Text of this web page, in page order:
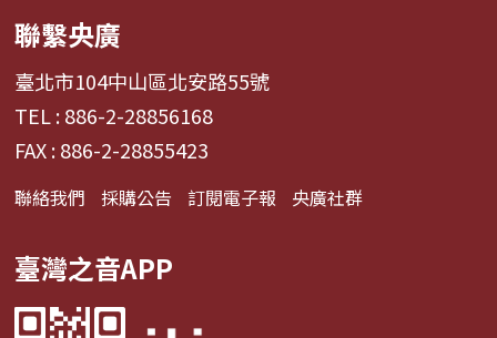
聯繫央廣
臺北市104中山區北安路55號
TEL : 886-2-28856168
FAX : 886-2-28855423
聯絡我們 採購公告 訂閱電子報 央廣社群
臺灣之音APP